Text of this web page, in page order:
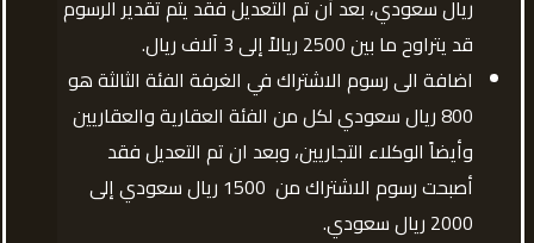
ريال سعودي، بعد أن تم التعديل فقد يتم تقدير الرسوم
قد يتراوح ما بين 2500 ريالاً إلى 3 آلاف ريال.
اضافة الى رسوم الاشتراك في الغرفة الفئة الثالثة هو
800 ريال سعودي لكل من الفئة العقارية والعقاريين
وأيضاً الوكلاء التجاريين، وبعد ان تم التعديل فقد
أصبحت رسوم الاشتراك من 1500 ريال سعودي إلى
2000 ريال سعودي.